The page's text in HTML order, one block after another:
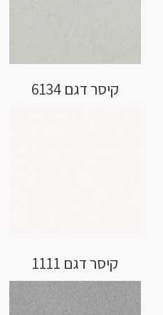
קיסר דגם 6134
קיסר דגם 1111